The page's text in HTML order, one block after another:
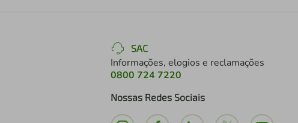
SAC
Informações, elogios e reclamações
0800 724 7220
Nossas Redes Sociais